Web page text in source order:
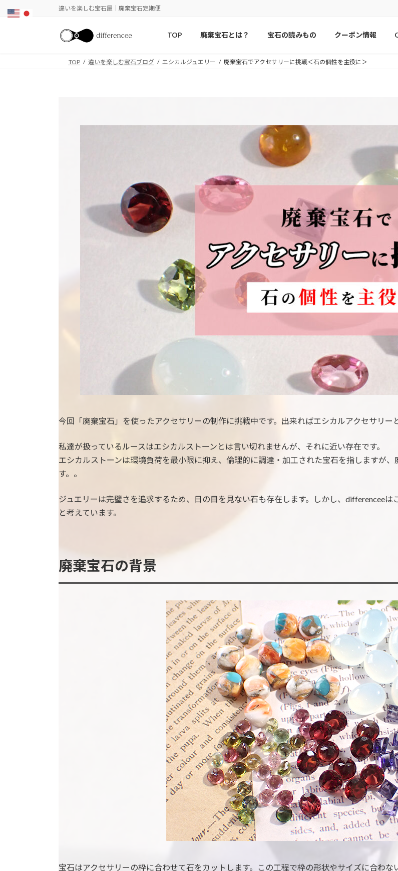
違いを楽しむ宝石屋｜廃棄宝石定期便
TOP 廃棄宝石とは？ 宝石の読みもの クーポン情報
TOP 違いを楽しむ宝石ブログ エシカルジュエリー 廃棄宝石でアクセサリーに挑戦＜石の個性を主役に＞
今回「廃棄宝石」を使ったアクセサリーの制作に挑戦中です。出来ればエシカルアクセサリー
私達が扱っているルースはエシカルストーンとは言い切れませんが、それに近い存在です。
エシカルストーンは環境負荷を最小限に抑え、倫理的に調達・加工された宝石を指しますが
す。。
ジュエリーは完璧さを追求するため、日の目を見ない石も存在します。しかし、differenceeは
と考えています。
廃棄宝石の背景
宝石はアクセサリーの枠に合わせて石をカットします。この工程で枠の形状やサイズに合わ